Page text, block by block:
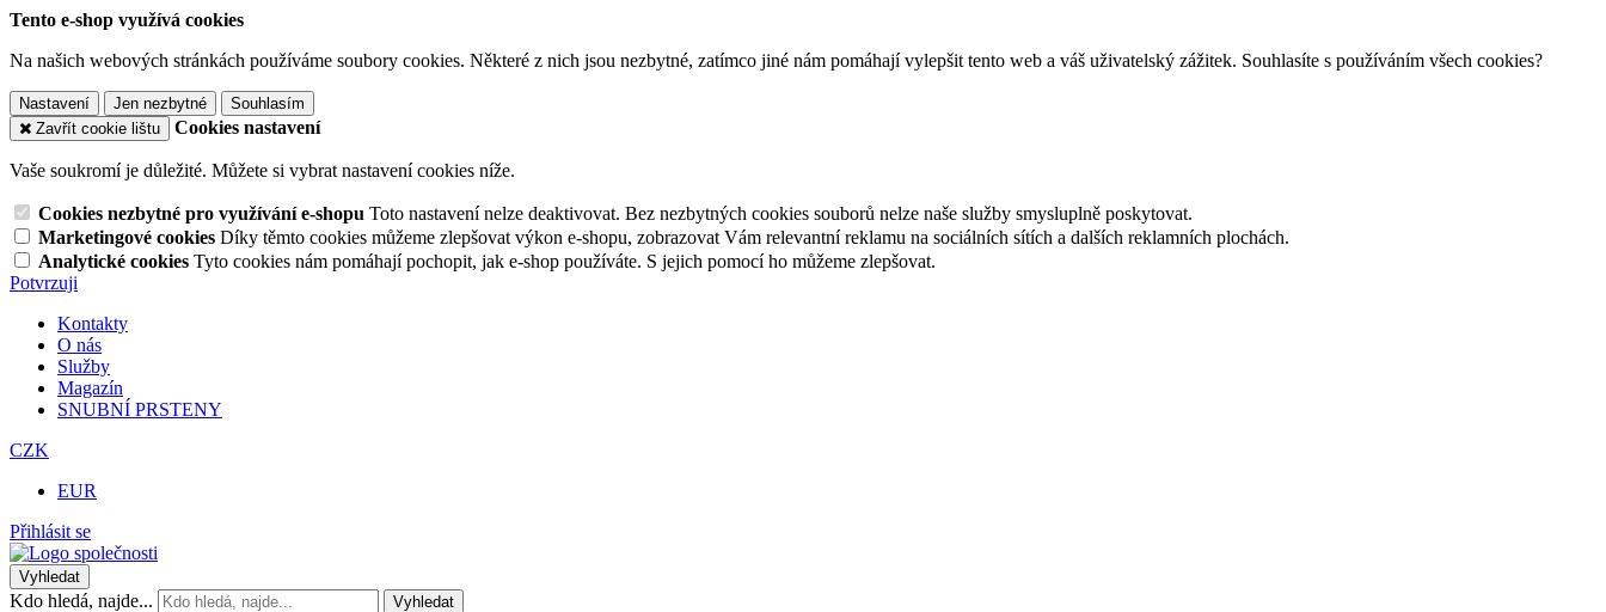
Tento e-shop využívá cookies
Na našich webových stránkách používáme soubory cookies. Některé z nich jsou nezbytné, zatímco jiné nám pomáhají vylepšit tento web a váš uživatelský zážitek. Souhlasíte s používáním všech cookies?
Nastavení Jen nezbytné
Souhlasím
Zavřít cookie lištu
Cookies nastavení
Vaše soukromí je důležité. Můžete si vybrat nastavení cookies níže.
Cookies nezbytné pro využívání e-shopu Toto nastavení nelze deaktivovat. Bez nezbytných cookies souborů nelze naše služby smysluplně poskytovat.
Marketingové cookies Díky těmto cookies můžeme zlepšovat výkon e-shopu, zobrazovat Vám relevantní reklamu na sociálních sítích a dalších reklamních plochách.
Analytické cookies Tyto cookies nám pomáhají pochopit, jak e-shop používáte. S jejich pomocí ho můžeme zlepšovat.
Potvrzuji
Kontakty
O nás
Služby
Magazín
SNUBNÍ PRSTENY
CZK
EUR
Přihlásit se
Vyhledat
Kdo hledá, najde... Vyhledat